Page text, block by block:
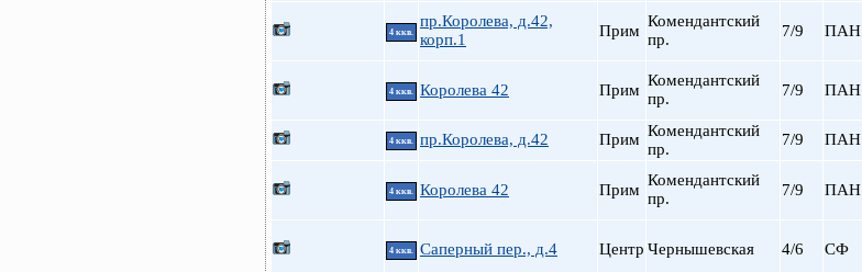
4 ккв.
пр.Королева, д.42,
корп.1
Прим
Комендантский
пр.
7/9 ПАН
4 ккв. Королева 42 Прим
Комендантский
пр.
7/9 ПАН
4 ккв. пр.Королева, д.42 Прим Комендантский
пр.
7/9 ПАН
4 ккв. Королева 42 Прим
Комендантский
пр.
7/9 ПАН
4 ккв. Саперный пер., д.4 Центр Чернышевская 4/6 СФ